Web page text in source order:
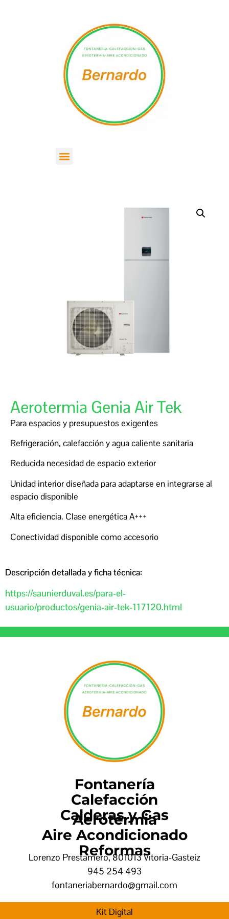
Aerotermia Genia Air Tek
Para espacios y presupuestos exigentes
Refrigeración, calefacción y agua caliente sanitaria
Reducida necesidad de espacio exterior
Unidad interior diseñada para adaptarse en integrarse al
espacio disponible
Alta eficiencia. Clase energética A+++
Conectividad disponible como accesorio
Descripción detallada y ficha técnica:
https://saunierduval.es/para-el-
usuario/productos/genia-air-tek-117120.html
Fontanería
Calefacción
Calderas y Gas
Aerotermia
Aire Acondicionado
Reformas
Lorenzo Prestamero, 801013 Vitoria-Gasteiz
945 254 493
fontaneriabernardo@gmail.com
Kit Digital